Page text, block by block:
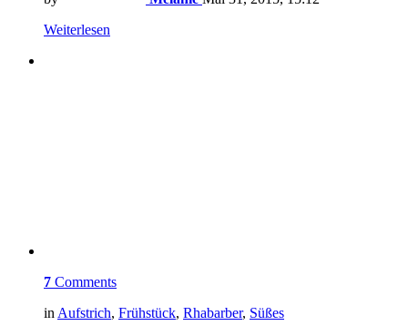
Weiterlesen
7 Comments
in Aufstrich, Frühstück, Rhabarber, Süßes